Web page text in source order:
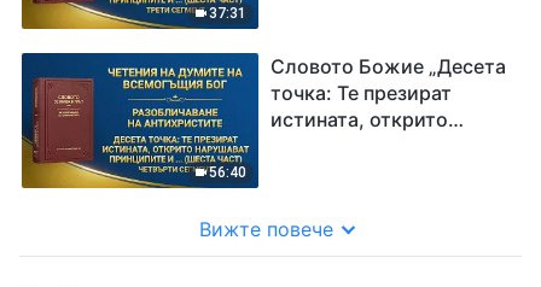
37:31
дом (шеста част)“ Трети
сегмент
56:40
Словото Божие „Десета
точка: Те презират
истината, открито
дом (шеста част)“
Четвърти сегмент
Вижте повече